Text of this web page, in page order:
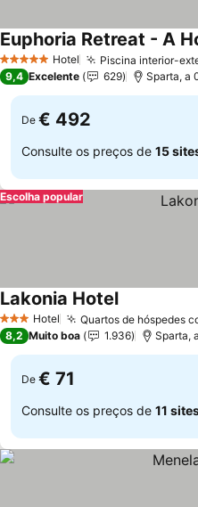
5 Estrelas Hotel Piscina interior-
Ver preços
9,4 Excelente 629 Sparta, a
De € 492
Consulte os preços de 15
Escolha popular
3 EstrelasHotel Quartos de hóspedes
Lakonia HotelVer preços
8,2 Muito boa 1.936 Sparta,
De € 71
Consulte os preços de 11